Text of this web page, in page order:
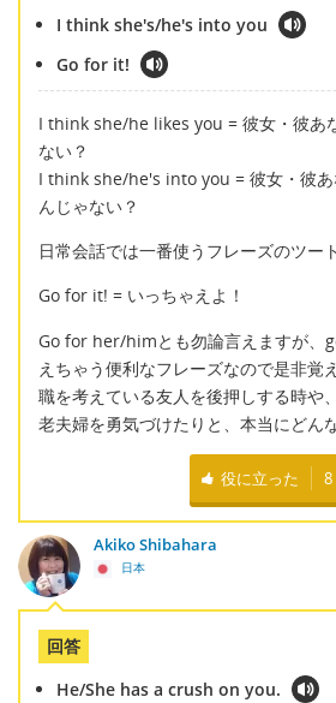
I think she's/he's into you
Go for it!
I think she/he likes you = 彼女・彼あ
ない？
I think she/he's into you = 彼女・彼あ
んじゃない？
日常会話では一番使うフレーズのツー
Go for it! = いっちゃえよ！
Go for her/himとも勿論言えますが、
えちゃう便利なフレーズなので是非覚
職を考えている友人を後押しする時や
老夫婦を勇気づけたりと、本当にどん
役に立った 8
Akiko Shibahara
日本
回答
He/She has a crush on you.